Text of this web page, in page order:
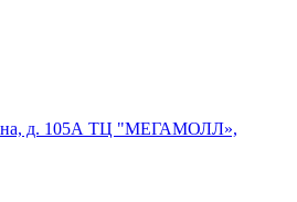
д. 105А ТЦ "МЕГАМОЛЛ»,